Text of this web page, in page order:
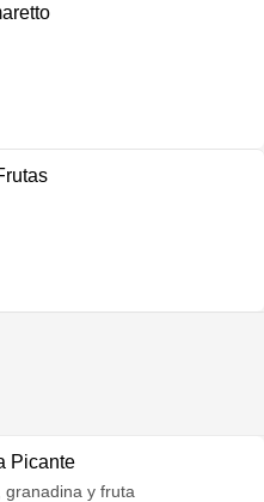
Picante
granadina y fruta